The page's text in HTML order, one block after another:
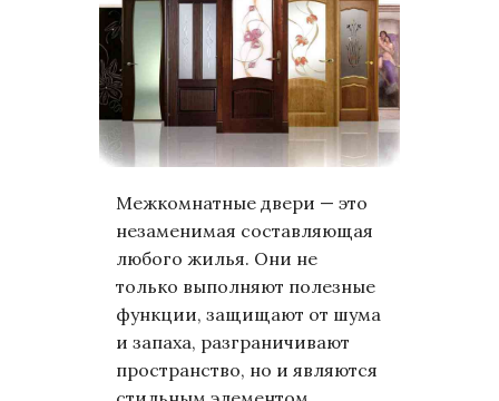
Межкомнатные двери — это
незаменимая составляющая
любого жилья. Они не
только выполняют полезные
функции, защищают от шума
и запаха, разграничивают
пространство, но и являются